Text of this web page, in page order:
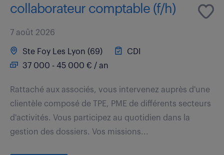
collaborateur comptable (f/h)
7 août 2026
Ste Foy Les Lyon (69)
CDI
37 000 - 45 000 € / an
Rattaché aux associés, vous intervenez auprès d'une
clientèle composé de TPE, PME de différents secteurs
d'activités. Vous participez au quotidien dans la
gestion des dossiers. Vos missions...